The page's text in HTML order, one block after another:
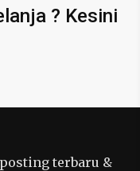
? Kesini
terbaru &